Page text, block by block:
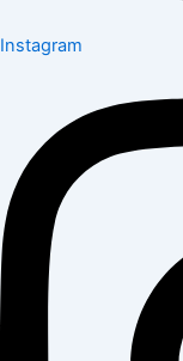
Instagram